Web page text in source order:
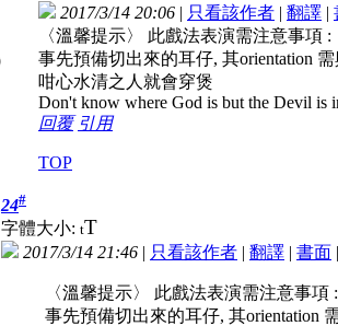
2017/3/14 20:06 | 只看該作者 | 翻譯 |
〈溫馨提示〉 此戲法表演需注意事項 :
事先預備切出來的耳仔, 其orientation
咁心水清之人就會穿煲
Don't know where God is but the Devil is
回覆 引用
TOP
24#
字體大小: tT
2017/3/14 21:46 | 只看該作者 | 翻譯 | 書面
〈溫馨提示〉 此戲法表演需注意事項 :
事先預備切出來的耳仔, 其orientation